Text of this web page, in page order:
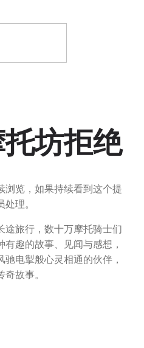
坊拒绝
浏览，如果持续看到这个提
理。
途旅行，数十万摩托骑士们
趣的故事、见闻与感想，
电掣般心灵相通的伙伴，
故事。